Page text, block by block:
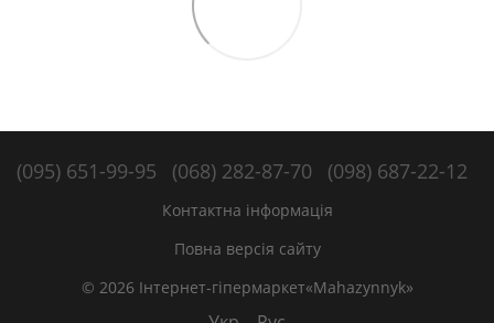
(095) 651-99-95 (068) 282-87-70 (098) 687-22-12
Контактна інформація
Повна версія сайту
© 2026 Інтернет-гіпермаркет«Mahazynnyk»